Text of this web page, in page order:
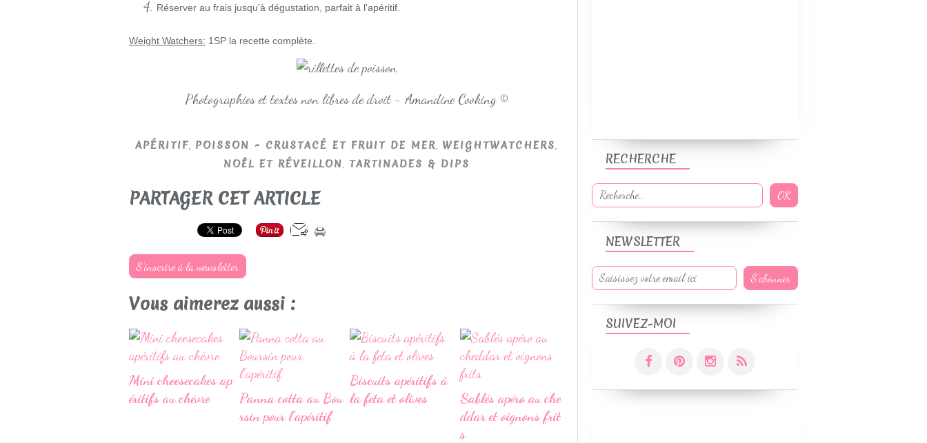
Réserver au frais jusqu'à dégustation, parfait à l'apéritif.
Weight Watchers: 1SP la recette complète.
Photographies et textes non libres de droit - Amandine Cooking ©
APÉRITIF, POISSON - CRUSTACÉ ET FRUIT DE MER, WEIGHTWATCHERS,
NOËL ET RÉVEILLON, TARTINADES & DIPS
PARTAGER CET ARTICLE
S'inscrire à la newsletter
Vous aimerez aussi :
Mini cheesecakes ap
éritifs au chèvre
Panna cotta au Bou
rsin pour l'apéritif
Biscuits apéritifs à
la feta et olives
Sablés apéro au che
ddar et oignons frit
s
NEWSLETTER
SUIVEZ-MOI
RECHERCHE